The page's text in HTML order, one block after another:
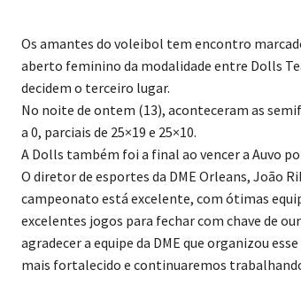
Os amantes do voleibol tem encontro
aberto feminino da modalidade entre Dolls
decidem o terceiro lugar.
No noite de ontem (13), aconteceram as
a 0, parciais de 25×19 e 25×10.
A Dolls também foi a final ao vencer a Auvo
O diretor de esportes da DME Orleans, João
campeonato está excelente, com ótimas
excelentes jogos para fechar com chave de
agradecer a equipe da DME que organizou
mais fortalecido e continuaremos